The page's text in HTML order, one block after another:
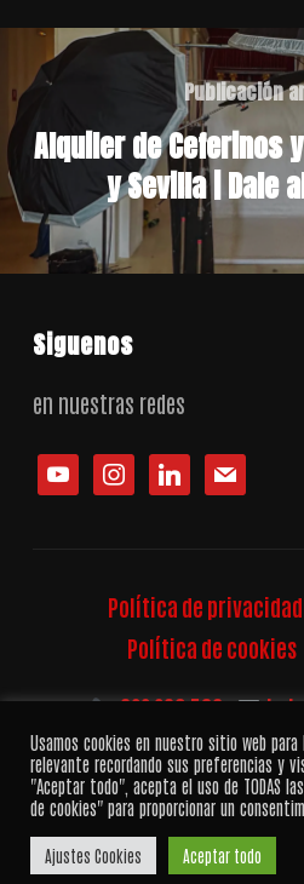
Publicación
Alquiler de Ceferinos
y Sevilla | Dale
Siguenos
en nuestras redes
youtubeinstagramlinkedin mail
Política de privacidad
Política de cookies
622 290 586·
Copyright © 2026 —
Audiovisual en Sevilla. Todos
Diseñado por
Usamos cookies en nuestro sitio web para
relevante recordando sus preferencias y
"Aceptar todo", acepta el uso de TODAS
de cookies" para proporcionar un
Ajustes Cookies Aceptar todo